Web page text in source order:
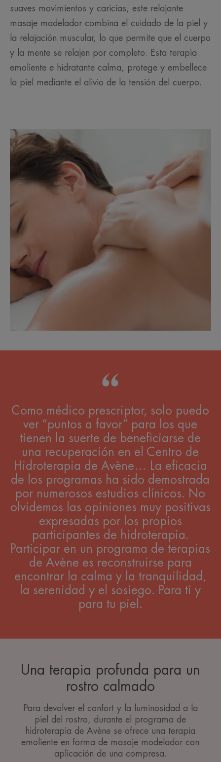
suaves movimientos y caricias, este relajante
masaje modelador combina el cuidado de la piel y
la relajación muscular, lo que permite que el cuerpo
y la mente se relajen por completo. Esta terapia
emoliente e hidratante calma, protege y embellece
la piel mediante el alivio de la tensión del cuerpo.
Como médico prescriptor, solo puedo
ver “puntos a favor” para los que
tienen la suerte de beneficiarse de
una recuperación en el Centro de
Hidroterapia de Avène… La eficacia
de los programas ha sido demostrada
por numerosos estudios clínicos. No
olvidemos las opiniones muy positivas
expresadas por los propios
participantes de hidroterapia.
Participar en un programa de terapias
de Avène es reconstruirse para
encontrar la calma y la tranquilidad,
la serenidad y el sosiego. Para ti y
para tu piel.
Una terapia profunda para un
rostro calmado
Para devolver el confort y la luminosidad a la
piel del rostro, durante el programa de
hidroterapia de Avène se ofrece una terapia
emoliente en forma de masaje modelador con
aplicación de una compresa.